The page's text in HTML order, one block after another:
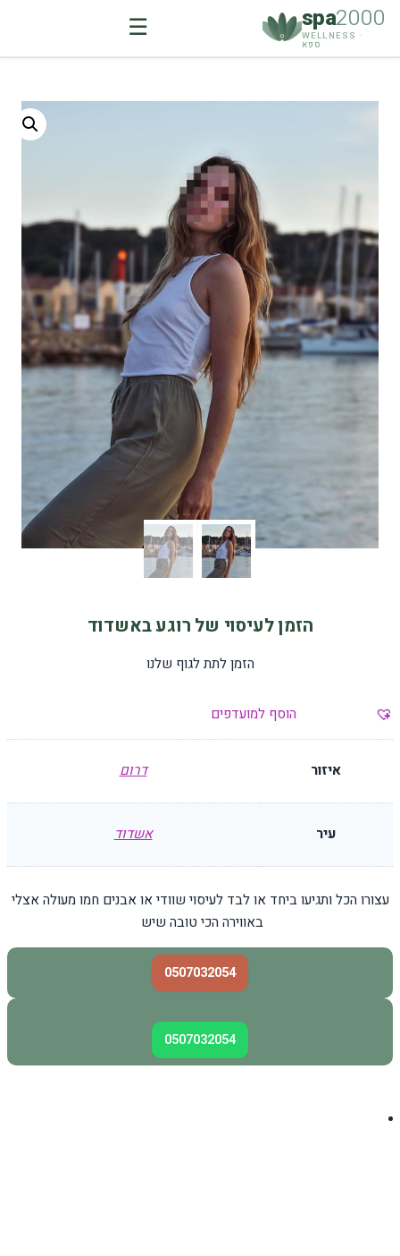
spa2000
WELLNESS ·
ספא ☰
הזמן לעיסוי של רוגע באשדוד
הזמן לתת לגוף שלנו
הוסף למועדפים
איזור דרום
עיר אשדוד
עצורו הכל ותגיעו ביחד או לבד לעיסוי שוודי או אבנים חמו מעולה אצלי
באווירה הכי טובה שיש
0507032054
0507032054